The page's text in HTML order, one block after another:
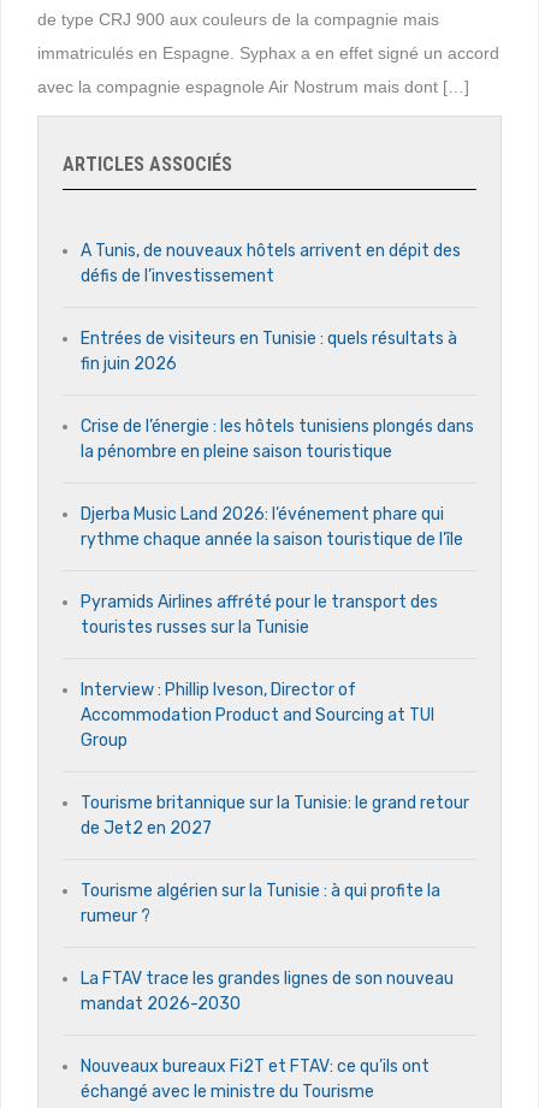
de type CRJ 900 aux couleurs de la compagnie mais
immatriculés en Espagne. Syphax a en effet signé un accord
avec la compagnie espagnole Air Nostrum mais dont […]
ARTICLES ASSOCIÉS
A Tunis, de nouveaux hôtels arrivent en dépit des
défis de l’investissement
Entrées de visiteurs en Tunisie : quels résultats à
fin juin 2026
Crise de l’énergie : les hôtels tunisiens plongés dans
la pénombre en pleine saison touristique
Djerba Music Land 2026: l’événement phare qui
rythme chaque année la saison touristique de l’île
Pyramids Airlines affrété pour le transport des
touristes russes sur la Tunisie
Interview : Phillip Iveson, Director of
Accommodation Product and Sourcing at TUI
Group
Tourisme britannique sur la Tunisie: le grand retour
de Jet2 en 2027
Tourisme algérien sur la Tunisie : à qui profite la
rumeur ?
La FTAV trace les grandes lignes de son nouveau
mandat 2026-2030
Nouveaux bureaux Fi2T et FTAV: ce qu’ils ont
échangé avec le ministre du Tourisme